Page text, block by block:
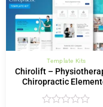
Template Kits
Chirolift –
Chiropractic